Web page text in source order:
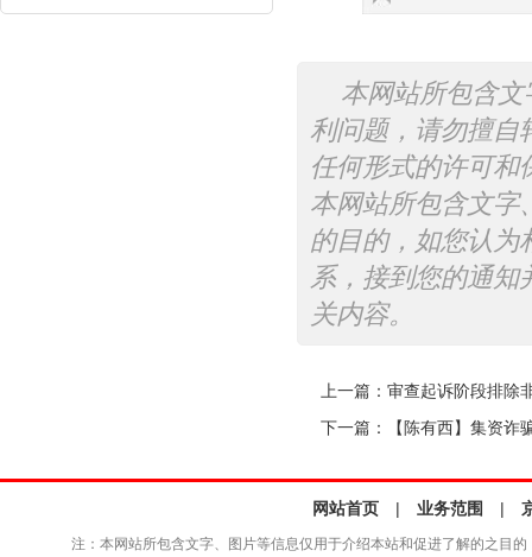
本网站所包含
利问题，请勿擅自
任何形式的许可和
本网站所包含文字
的目的，如您认为
系，接到您的通知
关内容。
上一篇： 审查起诉阶段排除
下一篇： 【陈有西】集资诈
网站首页 | 业务范围 |
注：本网站所包含文字、图片等信息仅用于介绍本站和促进了解的之目